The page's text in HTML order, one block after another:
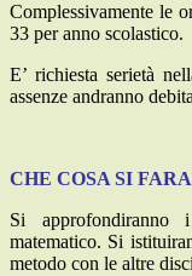
Complessivamente le
33 per anno scolastico.
E’ richiesta serietà
assenze andranno
CHE COSA SI
Si approfondiranno
matematico. Si
metodo con le altre